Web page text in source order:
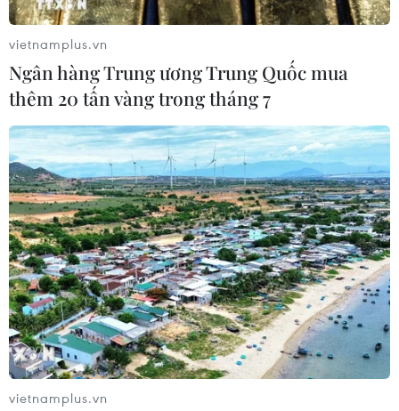
vietnamplus.vn
Ngân hàng Trung ương Trung Quốc mua
thêm 20 tấn vàng trong tháng 7
vietnamplus.vn